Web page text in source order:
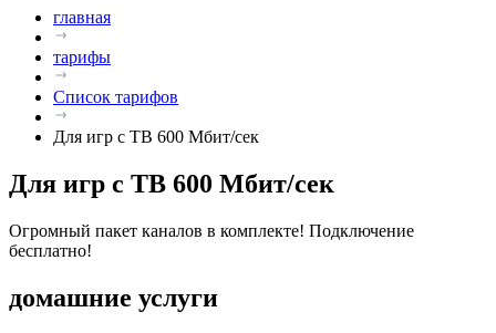
главная
тарифы
Список тарифов
Для игр с ТВ 600 Мбит/сек
Для игр с ТВ 600 Мбит/сек
Огромный пакет каналов в комплекте! Подключение
бесплатно!
домашние услуги